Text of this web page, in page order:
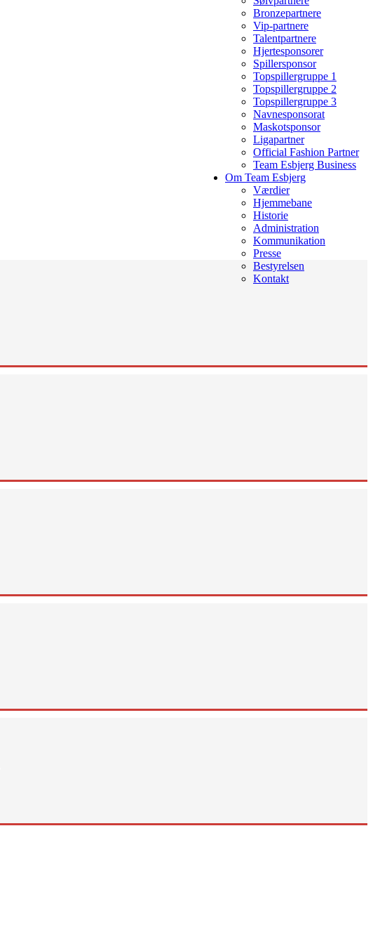
Bronzepartnere
Vip-partnere
Talentpartnere
Hjertesponsorer
Spillersponsor
Topspillergruppe 1
Topspillergruppe 2
Topspillergruppe 3
Navnesponsorat
Maskotsponsor
Ligapartner
Official Fashion Partner
Team Esbjerg Business
Om Team Esbjerg
Værdier
Hjemmebane
Historie
Administration
Kommunikation
Presse
Bestyrelsen
Kontakt